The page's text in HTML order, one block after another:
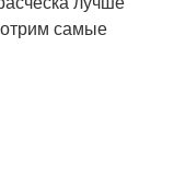
самые